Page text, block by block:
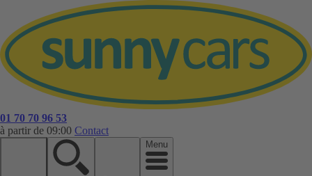
01 70 70 96 53
à partir de 09:00 Contact
Menu